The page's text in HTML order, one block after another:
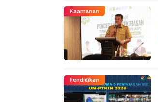
Kaamanan
Pendidikan